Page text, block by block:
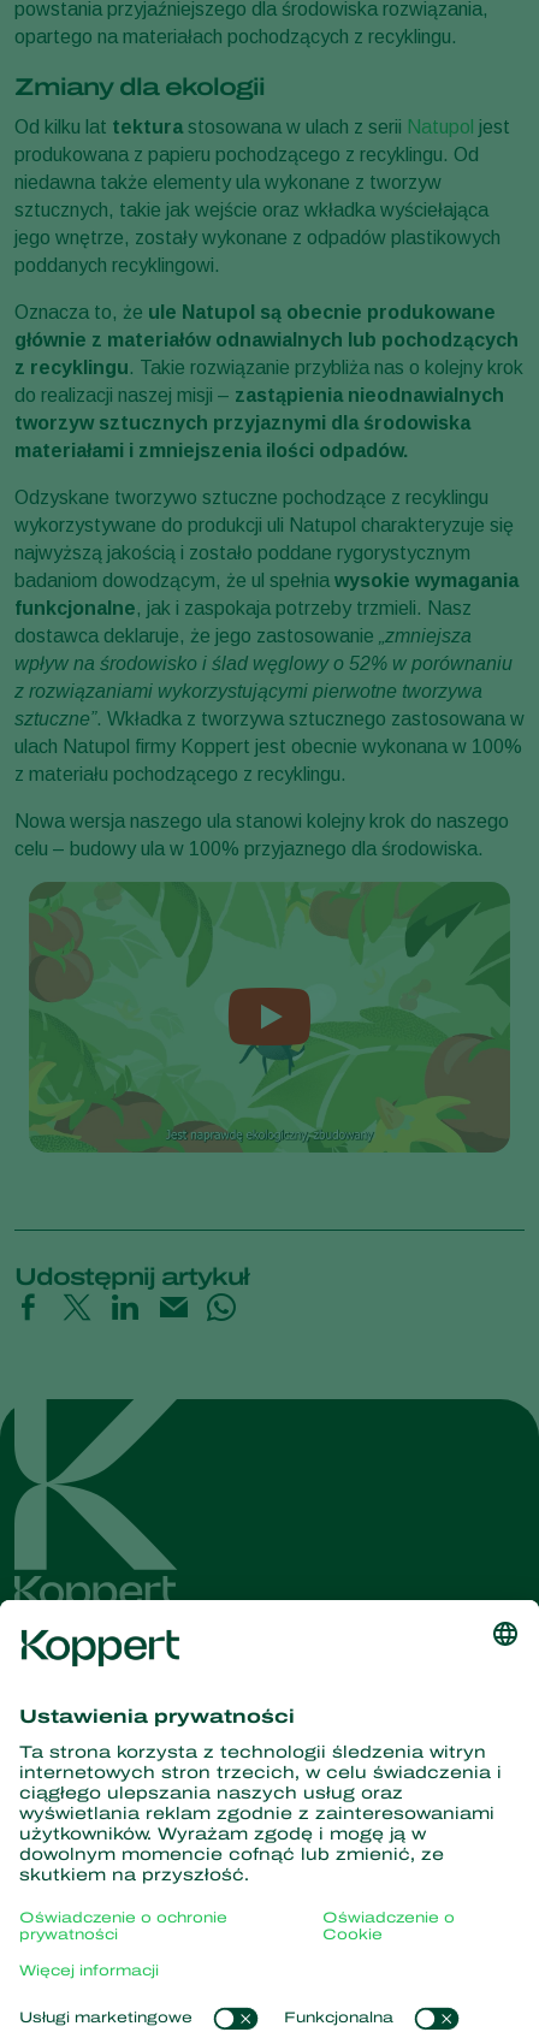
powstania przyjaźniejszego dla środowiska rozwiązania,
opartego na materiałach pochodzących z recyklingu.
Zmiany dla ekologii
Od kilku lat tektura stosowana w ulach z serii Natupol jest
produkowana z papieru pochodzącego z recyklingu. Od
niedawna także elementy ula wykonane z tworzyw
sztucznych, takie jak wejście oraz wkładka wyściełająca
jego wnętrze, zostały wykonane z odpadów plastikowych
poddanych recyklingowi.
Oznacza to, że ule Natupol są obecnie produkowane
głównie z materiałów odnawialnych lub pochodzących
z recyklingu. Takie rozwiązanie przybliża nas o kolejny krok
do realizacji naszej misji – zastąpienia nieodnawialnych
tworzyw sztucznych przyjaznymi dla środowiska
materiałami i zmniejszenia ilości odpadów.
Odzyskane tworzywo sztuczne pochodzące z recyklingu
wykorzystywane do produkcji uli Natupol charakteryzuje się
najwyższą jakością i zostało poddane rygorystycznym
badaniom dowodzącym, że ul spełnia wysokie wymagania
funkcjonalne, jak i zaspokaja potrzeby trzmieli. Nasz
dostawca deklaruje, że jego zastosowanie „zmniejsza
wpływ na środowisko i ślad węglowy o 52% w porównaniu
z rozwiązaniami wykorzystującymi pierwotne tworzywa
sztuczne”. Wkładka z tworzywa sztucznego zastosowana w
ulach Natupol firmy Koppert jest obecnie wykonana w 100%
z materiału pochodzącego z recyklingu.
Nowa wersja naszego ula stanowi kolejny krok do naszego
celu – budowy ula w 100% przyjaznego dla środowiska.
Udostępnij artykuł
Dostęp do najnowszych
wiadomości i informacji
Zasubskrybuj tutaj
Partnerstwo z naturą
Drapieżne roztocza
Pasożytnicze błonkówki
Pożyteczne nicienie
O firmie Koppert
Aktualności i informacje
Popularne odnośniki